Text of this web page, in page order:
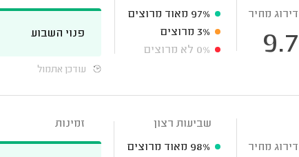
דירוג מחיר
9.7
97% מאוד מרוצים
3% מרוצים
0% לא מרוצים
פנוי השבוע
עודכן אתמול
דירוג מחיר
שביעות רצון
98% מאוד מרוצים
זמינות